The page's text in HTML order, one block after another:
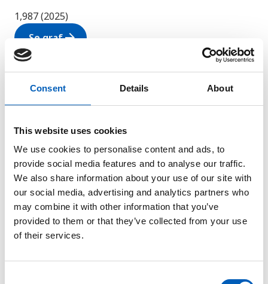
Consent Details About
This website uses cookies
We use cookies to personalise content and ads, to
provide social media features and to analyse our traffic.
We also share information about your use of our site with
our social media, advertising and analytics partners who
may combine it with other information that you’ve
provided to them or that they’ve collected from your use
of their services.
1,987 (2025)
Se grafarrow_forward
G
arrow_forward
H
HDI - index för mänsklig utveckling
0,616 (2023)